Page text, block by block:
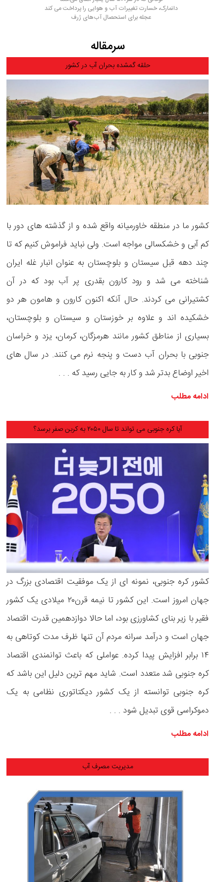
دانمارک، خسارت تغییرات آب و هوایی را پرداخت می کند
عجله برای استحصال آب‌های ژرف
سرمقاله
حلقه گمشده بحران آب در کشور
کشور ما در منطقه خاورمیانه واقع شده و از گذشته های دور با
کم آبی و خشکسالی مواجه است. ولی نباید فراموش کنیم که تا
چند دهه قبل سیستان و بلوچستان به عنوان انبار غله ایران
شناخته می شد و رود کارون بقدری پر آب بود که در آن
کشتیرانی می کردند. حال آنکه اکنون کارون و هامون هر دو
خشکیده اند و علاوه بر خوزستان و سیستان و بلوچستان،
بسیاری از مناطق کشور مانند هرمزگان، کرمان، یزد و خراسان
جنوبی با بحران آب دست و پنجه نرم می کنند. در سال های
اخیر اوضاع بدتر شد و کار به جایی رسید که . . .
ادامه مطلب
آیا کره جنوبی می تواند تا سال ۲۰۵۰ به کربن صفر برسد؟
کشور کره جنوبی، نمونه ای از یک موفقیت اقتصادی بزرگ در
جهان امروز است. این کشور تا نیمه قرن۲۰ میلادی یک کشور
فقیر با زیر بنای کشاورزی بود، اما حالا دوازدهمین قدرت اقتصاد
جهان است و درآمد سرانه مردم آن تنها ظرف مدت کوتاهی به
۱۴ برابر افزایش پیدا کرده. عواملی که باعث توانمندی اقتصاد
کره جنوبی شد متعدد است. شاید مهم ترین دلیل این باشد که
کره جنوبی توانسته از یک کشور دیکتاتوری نظامی به یک
دموکراسی قوی تبدیل شود . . .
ادامه مطلب
مدیریت مصرف آب